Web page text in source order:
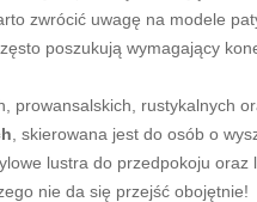
zwrócić uwagę na modele
poszukują wymagający
prowansalskich, rustykalnych
, skierowana jest do osób o
lustra do przedpokoju oraz
nie da się przejść obojętnie!